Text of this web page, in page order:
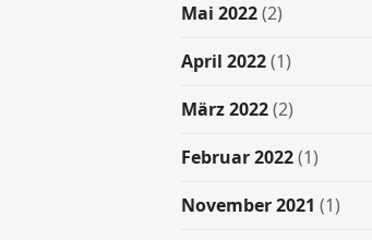
Mai 2022(2)
April 2022(1)
März 2022(2)
Februar 2022(1)
November 2021 (1)